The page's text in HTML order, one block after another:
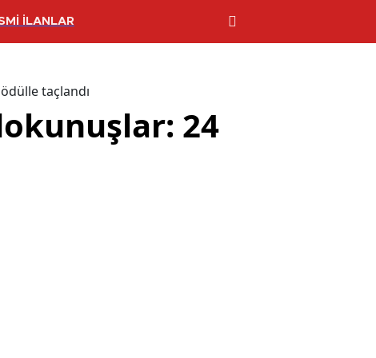
İLANLAR
taçlandı
24